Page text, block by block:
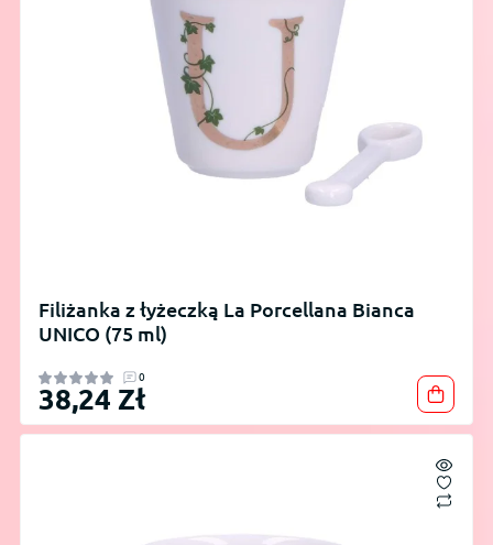
Filiżanka z łyżeczką La Porcellana Bianca
UNICO (75 ml)
0
38,24 Zł